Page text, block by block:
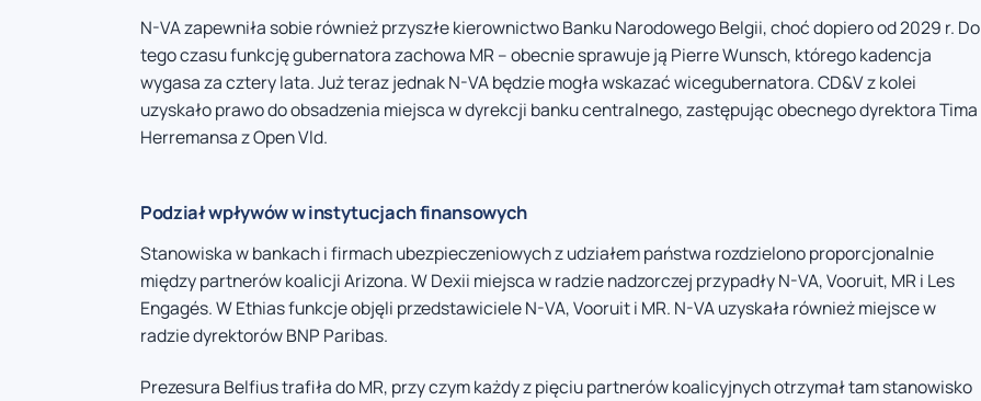
N-VA zapewniła sobie również przyszłe kierownictwo Banku Narodowego Belgii, choć dopiero od 2029 r. Do
tego czasu funkcję gubernatora zachowa MR – obecnie sprawuje ją Pierre Wunsch, którego kadencja
wygasa za cztery lata. Już teraz jednak N-VA będzie mogła wskazać wicegubernatora. CD&V z kolei
uzyskało prawo do obsadzenia miejsca w dyrekcji banku centralnego, zastępując obecnego dyrektora Tima
Herremansa z Open Vld.
Podział wpływów w instytucjach finansowych
Stanowiska w bankach i firmach ubezpieczeniowych z udziałem państwa rozdzielono proporcjonalnie
między partnerów koalicji Arizona. W Dexii miejsca w radzie nadzorczej przypadły N-VA, Vooruit, MR i Les
Engagés. W Ethias funkcje objęli przedstawiciele N-VA, Vooruit i MR. N-VA uzyskała również miejsce w
radzie dyrektorów BNP Paribas.
Prezesura Belfius trafiła do MR, przy czym każdy z pięciu partnerów koalicyjnych otrzymał tam stanowisko